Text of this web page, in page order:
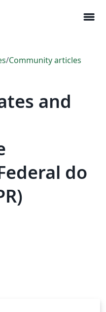
menu
/Community articles
and
do